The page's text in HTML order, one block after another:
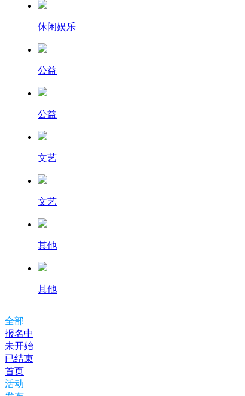
休闲娱乐
公益
公益
文艺
文艺
其他
其他
全部
报名中
未开始
已结束
首页
活动